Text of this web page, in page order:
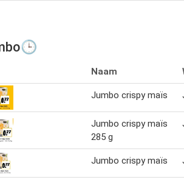
Naam
Jumbo crispy maïs
Jumbo crispy maïs
285 g
Jumbo crispy maïs